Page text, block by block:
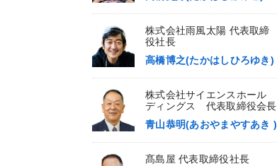
株式会社雨風太陽 代表取締
役社長
高橋博之(たかはしひろゆき)
株式会社サイエンスホール
ディングス 代表取締役会長
青山恭明(あおやまやすあき )
髙島屋 代表取締役社長